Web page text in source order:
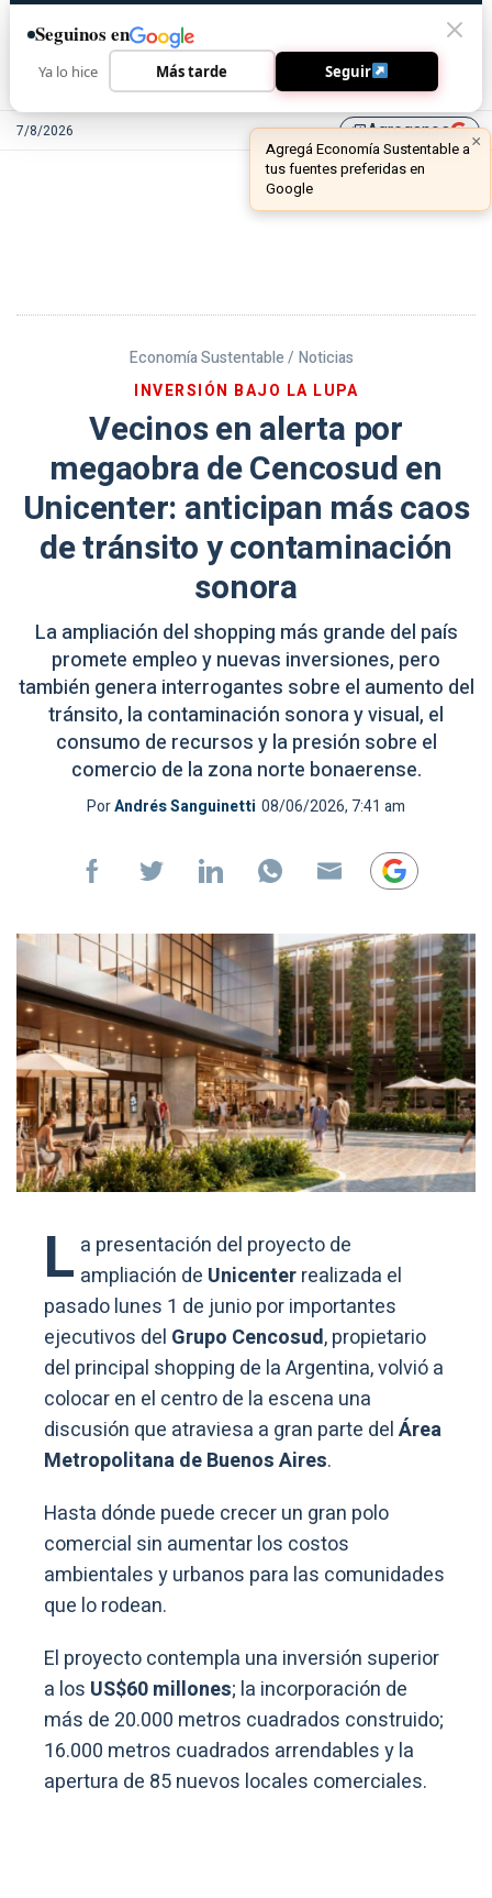
7/8/2026 library_addAgreganos
Economía Sustentable / Noticias
INVERSIÓN BAJO LA LUPA
Vecinos en alerta por
megaobra de Cencosud en
Unicenter: anticipan más caos
de tránsito y contaminación
sonora
La ampliación del shopping más grande del país
promete empleo y nuevas inversiones, pero
también genera interrogantes sobre el aumento del
tránsito, la contaminación sonora y visual, el
consumo de recursos y la presión sobre el
comercio de la zona norte bonaerense.
PorAndrés Sanguinetti 08/06/2026, 7:41 am
L a presentación del proyecto de
ampliación de Unicenterrealizada el
pasado lunes 1 de junio por importantes
ejecutivos del Grupo Cencosud, propietario
del principal shopping de la Argentina, volvió a
colocar en el centro de la escena una
discusión que atraviesa a gran parte delÁrea
Metropolitana de Buenos Aires.
Hasta dónde puede crecer un gran polo
comercial sin aumentar los costos
ambientales y urbanos para las comunidades
que lo rodean.
El proyecto contempla una inversión superior
a los US$60 millones; la incorporación de
más de 20.000 metros cuadrados construido;
16.000 metros cuadrados arrendables y la
apertura de 85 nuevos locales comerciales.
Seguinos en
Ya lo hice Más tarde Seguir